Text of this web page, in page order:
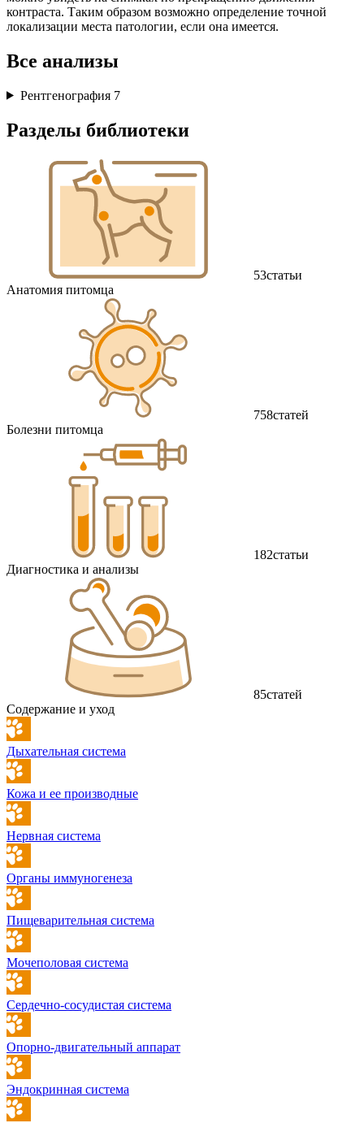
контраста. Таким образом возможно определение точной
локализации места патологии, если она имеется.
Все анализы
Рентгенография 7
Разделы библиотеки
53статьи
Анатомия питомца
758статей
Болезни питомца
182статьи
Диагностика и анализы
85статей
Содержание и уход
Дыхательная система
Кожа и ее производные
Нервная система
Органы иммуногенеза
Пищеварительная система
Мочеполовая система
Сердечно-сосудистая система
Опорно-двигательный аппарат
Эндокринная система